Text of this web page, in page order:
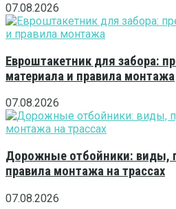
07.08.2026
Евроштакетник для забора:
материала и правила монтажа
07.08.2026
Дорожные отбойники: виды,
правила монтажа на трассах
07.08.2026